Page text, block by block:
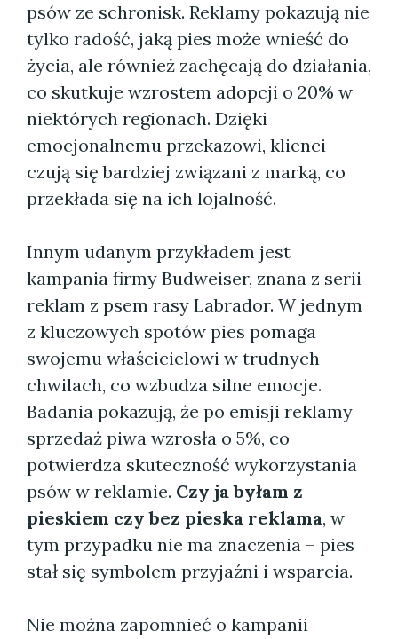
psów ze schronisk. Reklamy pokazują nie
tylko radość, jaką pies może wnieść do
życia, ale również zachęcają do działania,
co skutkuje wzrostem adopcji o 20% w
niektórych regionach. Dzięki
emocjonalnemu przekazowi, klienci
czują się bardziej związani z marką, co
przekłada się na ich lojalność.
Innym udanym przykładem jest
kampania firmy Budweiser, znana z serii
reklam z psem rasy Labrador. W jednym
z kluczowych spotów pies pomaga
swojemu właścicielowi w trudnych
chwilach, co wzbudza silne emocje.
Badania pokazują, że po emisji reklamy
sprzedaż piwa wzrosła o 5%, co
potwierdza skuteczność wykorzystania
psów w reklamie. Czy ja byłam z
pieskiem czy bez pieska reklama, w
tym przypadku nie ma znaczenia – pies
stał się symbolem przyjaźni i wsparcia.
Nie można zapomnieć o kampanii